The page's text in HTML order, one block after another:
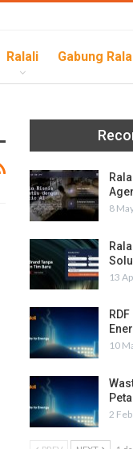
Ralali Gabung
8
13
10
2